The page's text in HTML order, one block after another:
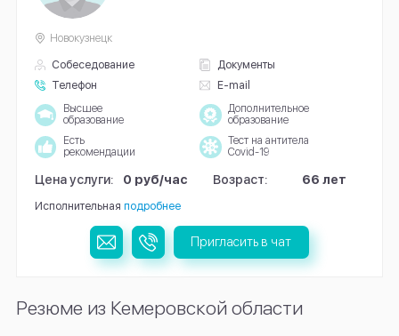
Собеседование
Документы
Телефон
E-mail
Новокузнецк
Высшее
образование
Дополнительное
образование
Есть
рекомендации
Тест на антитела
Covid-19
Цена услуги: 0 руб/час Возраст: 66 лет
Исполнительная подробнее
Пригласить в чат
Резюме из Кемеровской области